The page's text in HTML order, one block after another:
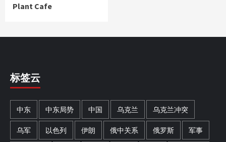
Plant Cafe
标签云
中东 中东局势 中国 乌克兰 乌克兰冲突
乌军 以色列 伊朗 俄中关系 俄罗斯 军事